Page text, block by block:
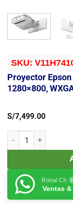
SKU:
Proyector
1280×800,
S/7,499.00
Proyector Epson
Ronal Ch.
Ventas